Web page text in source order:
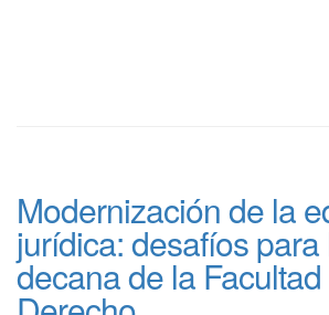
Modernización de la
jurídica: desafíos
decana de la